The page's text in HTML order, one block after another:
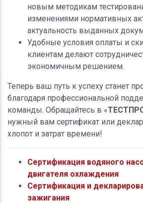
новым методикам
изменениями нормативных
актуальность выданных
Удобные условия оплаты и
клиентам делают
экономичным решением.
Теперь ваш путь к успеху станет
благодаря профессиональной
команды. Обращайтесь в «
нужный вам сертификат или
хлопот и затрат времени!
Сертификация водяного
двигателя охлаждения
Сертификация и
зажигания